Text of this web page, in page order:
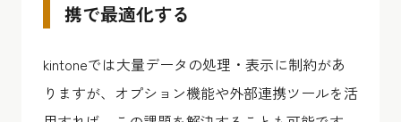
携で最適化する
kintoneでは大量データの処理・表示に制約があ
りますが、オプション機能や外部連携ツールを活